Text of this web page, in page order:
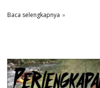
Baca selengkapnya